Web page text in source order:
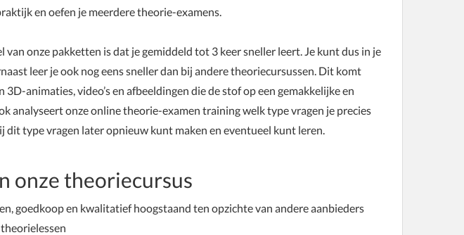
en oefen je meerdere theorie-examens.
van onze pakketten is dat je gemiddeld tot 3 keer sneller leert. Je kunt dus in je
leer je ook nog eens sneller dan bij andere theoriecursussen. Dit komt
3D-animaties, video’s en afbeeldingen die de stof op een gemakkelijke en
analyseert onze online theorie-examen training welk type vragen je precies
type vragen later opnieuw kunt maken en eventueel kunt leren.
onze theoriecursus
goedkoop en kwalitatief hoogstaand ten opzichte van andere aanbieders